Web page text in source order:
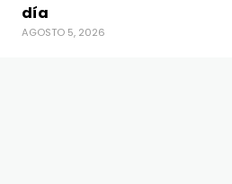
día
AGOSTO 5, 2026